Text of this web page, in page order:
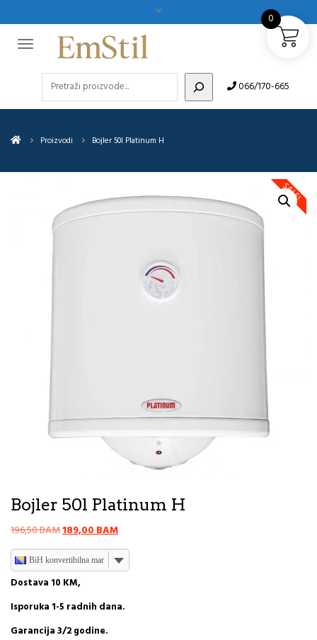
066/170-665
Proizvodi Bojler 50l Platinum H
SALE!
Bojler 50l Platinum H
196,50BAMOriginal
was:
196,50 BAM.
189,00BAMCurrent
is:
189,00 BAM.
BiH konvertibilna marka
Dostava 10 KM,
Isporuka 1-5 radnih dana.
Garancija 3/2 godine.
0